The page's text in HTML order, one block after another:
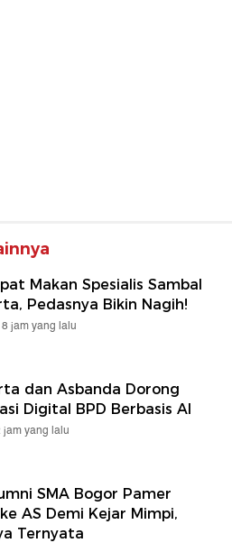
Makan Spesialis Sambal
Pedasnya Bikin Nagih!
8 jam yang lalu
dan Asbanda Dorong
Digital BPD Berbasis AI
jam yang lalu
SMA Bogor Pamer
AS Demi Kejar Mimpi,
Ternyata